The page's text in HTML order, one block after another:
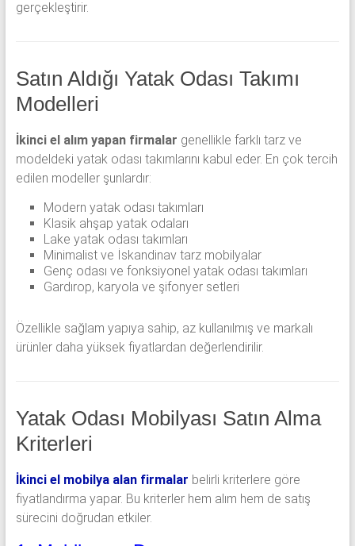
gerçekleştirir.
Satın Aldığı Yatak Odası Takımı
Modelleri
İkinci el alım yapan firmalar genellikle farklı tarz ve
modeldeki yatak odası takımlarını kabul eder. En çok tercih
edilen modeller şunlardır:
Modern yatak odası takımları
Klasik ahşap yatak odaları
Lake yatak odası takımları
Minimalist ve İskandinav tarz mobilyalar
Genç odası ve fonksiyonel yatak odası takımları
Gardırop, karyola ve şifonyer setleri
Özellikle sağlam yapıya sahip, az kullanılmış ve markalı
ürünler daha yüksek fiyatlardan değerlendirilir.
Yatak Odası Mobilyası Satın Alma
Kriterleri
İkinci el mobilya alan firmalar belirli kriterlere göre
fiyatlandırma yapar. Bu kriterler hem alım hem de satış
sürecini doğrudan etkiler.